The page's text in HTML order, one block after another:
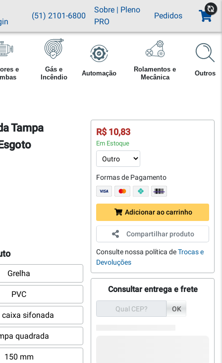
(51) 2101-6800
Sobre| Pleno
PRO
Pedidos
e
Gás e
Incêndio
Automação
Rolamentos e
Mecânica
Outros
Tampa
Grelha
PVC
caixa sifonada
quadrada
150 mm
R$ 10,83
Em Estoque
Formas de Pagamento
Adicionar ao carrinho
Compartilhar produto
Consulte nossa política deTrocas e
Devoluções
Consultar entrega e frete
OK